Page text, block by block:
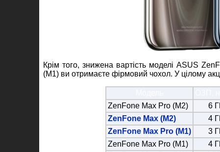
Крім того, знижена вартість моделі ASUS
(M1) ви отримаєте фірмовий чохол. У цілому
ZenFone Max Pro (M2)
6
ZenFone Max (M2)
4
ZenFone Max Pro (M1)
3
ZenFone Max Pro (M1)
4